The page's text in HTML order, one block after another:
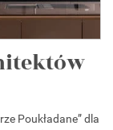
Poukładane” dla